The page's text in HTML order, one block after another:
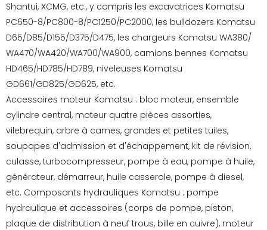
Shantui, XCMG, etc., y compris les excavatrices Komatsu
PC650-8/PC800-8/PC1250/PC2000, les bulldozers Komatsu
D65/D85/D155/D375/D475, les chargeurs Komatsu WA380/
WA470/WA420/WA700/WA900, camions bennes Komatsu
HD465/HD785/HD789, niveleuses Komatsu
GD661/GD825/GD625, etc.
Accessoires moteur Komatsu : bloc moteur, ensemble
cylindre central, moteur quatre pièces assorties,
vilebrequin, arbre à cames, grandes et petites tuiles,
soupapes d'admission et d'échappement, kit de révision,
culasse, turbocompresseur, pompe à eau, pompe à huile,
générateur, démarreur, huile casserole, pompe à diesel,
etc. Composants hydrauliques Komatsu : pompe
hydraulique et accessoires (corps de pompe, piston,
plaque de distribution à neuf trous, bille en cuivre), moteur